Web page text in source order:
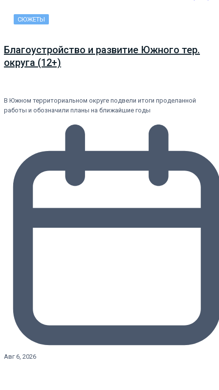
СЮЖЕТЫ
Благоустройство и развитие Южного тер.
округа (12+)
В Южном территориальном округе подвели итоги проделанной
работы и обозначили планы на ближайшие годы
Авг 6, 2026